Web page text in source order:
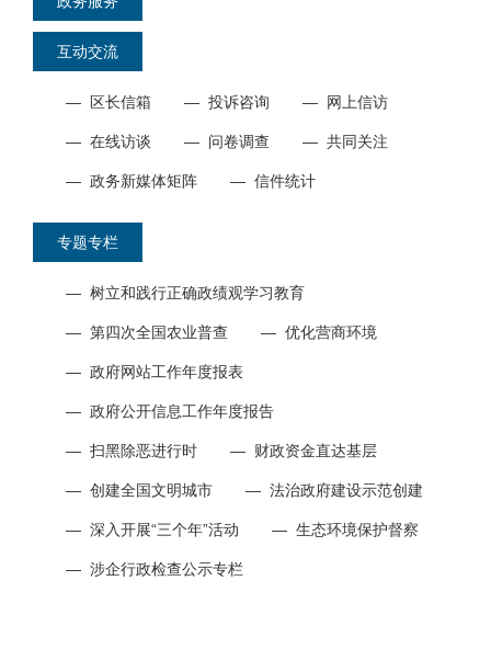
互动交流
— 区长信箱 — 投诉咨询 — 网上信访
— 在线访谈 — 问卷调查 — 共同关注
— 政务新媒体矩阵 — 信件统计
专题专栏
— 树立和践行正确政绩观学习教育
— 第四次全国农业普查 — 优化营商环境
— 政府网站工作年度报表
— 政府公开信息工作年度报告
— 扫黑除恶进行时 — 财政资金直达基层
— 创建全国文明城市 — 法治政府建设示范创建
— 深入开展“三个年”活动 — 生态环境保护督察
— 涉企行政检查公示专栏